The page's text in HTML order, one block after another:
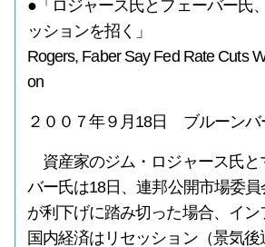
●「ロジャース氏とフェーバー氏
ッションを招く」
Rogers, Faber Say Fed Rate Cuts
on
２００７年９月18日 ブルーンバ
資産家のジム・ロジャース氏と
バー氏は18日、連邦公開市場委員
が利下げに踏み切った場合、イン
国内経済はリセッション（景気